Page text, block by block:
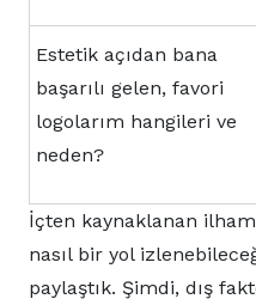
Estetik açıdan bana
başarılı gelen, favori
logolarım hangileri ve
neden?
İçten kaynaklanan
nasıl bir yol
paylaştık. Şimdi, dış